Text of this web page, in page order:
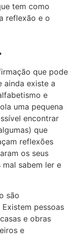
tem como
reflexão e o
que pode
ainda existe a
e
uma pequena
encontrar
que
reflexões
os seus
mal sabem ler e
são
pessoas
e obras
e